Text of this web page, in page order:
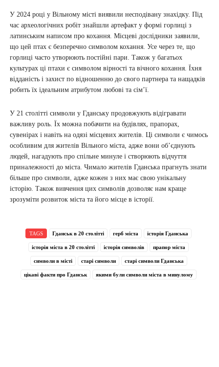
У 2024 році у Вільному місті виявили несподівану знахідку. Під
час археологічних робіт знайшли артефакт у формі горлиці з
латинським написом про кохання. Місцеві дослідники заявили,
що цей птах є безперечно символом кохання. Усе через те, що
горлиці часто утворюють постійні пари. Також у багатьох
культурах ці птахи є символом вірності та вічного кохання. Їхня
відданість і захист по відношенню до свого партнера та нащадків
робить їх ідеальним атрибутом любові та сім’ї.
У 21 столітті символи у Гданську продовжують відігравати
важливу роль. Їх можна побачити на будівлях, прапорах,
сувенірах і навіть на одязі місцевих жителів. Ці символи є чимось
особливим для жителів Вільного міста, адже вони об’єднують
людей, нагадують про спільне минуле і створюють відчуття
приналежності до міста. Чимало жителів Гданська прагнуть знати
більше про символи, адже кожен з них має свою унікальну
історію. Також вивчення цих символів дозволяє нам краще
зрозуміти розвиток міста та його місце в історії.
TAGS Гданськ в 20 столітті герб міста історія Гданська
історія міста в 20 столітті історія символів прапор міста
символи в місті старі символи старі символи Гданська
цікаві факти про Гданськ якими були символи міста в минулому